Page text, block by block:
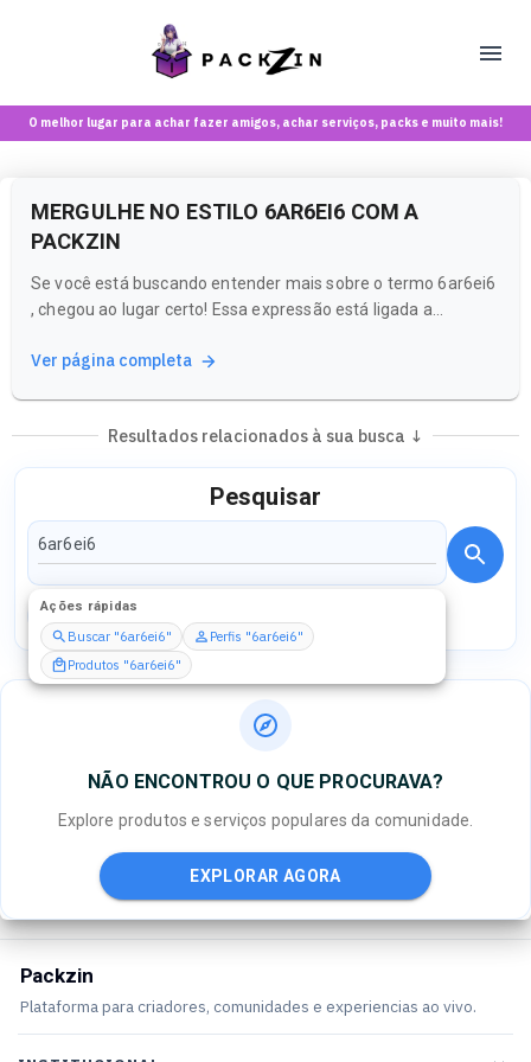
O melhor lugar para achar fazer amigos, achar serviços, packs e muito mais!
MERGULHE NO ESTILO 6AR6EI6 COM A
PACKZIN
Se você está buscando entender mais sobre o termo 6ar6ei6
, chegou ao lugar certo! Essa expressão está ligada a
refletindo um estilo vibrante e contemporâneo. Na Packzin,
Ver página completa
Resultados relacionados à sua busca ↓
Pesquisar
Ações rápidas
Buscar "6ar6ei6"
Perfis "6ar6ei6"
Produtos "6ar6ei6"
Perfis
NÃO ENCONTROU O QUE PROCURAVA?
Explore produtos e serviços populares da comunidade.
EXPLORAR AGORA
Packzin
Plataforma para criadores, comunidades e experiencias ao vivo.